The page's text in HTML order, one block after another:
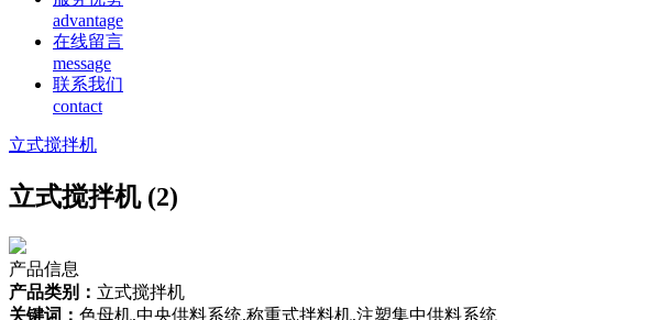
advantage
在线留言
message
联系我们
contact
立式搅拌机
立式搅拌机 (2)
产品信息
产品类别： 立式搅拌机
关键词： 色母机,中央供料系统,称重式拌料机,注塑集中供料系统